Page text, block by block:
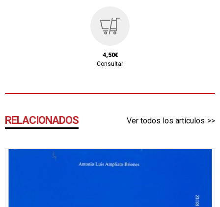
4,50€
Consultar
RELACIONADOS Ver todos los artículos